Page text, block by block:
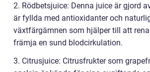
2. Rödbetsjuice: Denna juice är gjord
är fyllda med antioxidanter och
växtfärgämnen som hjälper till att
främja en sund blodcirkulation.
3. Citrusjuice: Citrusfrukter som